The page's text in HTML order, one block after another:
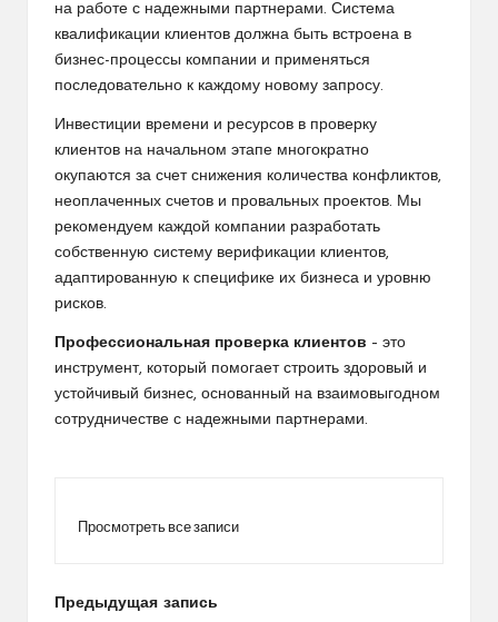
на работе с надежными партнерами. Система
квалификации клиентов должна быть встроена в
бизнес-процессы компании и применяться
последовательно к каждому новому запросу.
Инвестиции времени и ресурсов в проверку
клиентов на начальном этапе многократно
окупаются за счет снижения количества конфликтов,
неоплаченных счетов и провальных проектов. Мы
рекомендуем каждой компании разработать
собственную систему верификации клиентов,
адаптированную к специфике их бизнеса и уровню
рисков.
Профессиональная проверка клиентов – это
инструмент, который помогает строить здоровый и
устойчивый бизнес, основанный на взаимовыгодном
сотрудничестве с надежными партнерами.
Просмотреть все записи
Навигация
Предыдущая запись